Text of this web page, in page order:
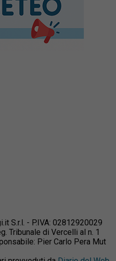
S.r.l. - P.IVA: 02812920029
Tribunale di Vercelli al n. 1
Pier Carlo Pera Mut